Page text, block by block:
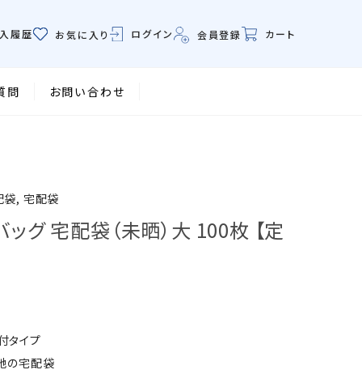
履歴 お気に入り ログイン 会員登録 カート
問 お問い合わせ
袋, 宅配袋
グ 宅配袋（未晒）大 100枚 【定
タイプ
の宅配袋